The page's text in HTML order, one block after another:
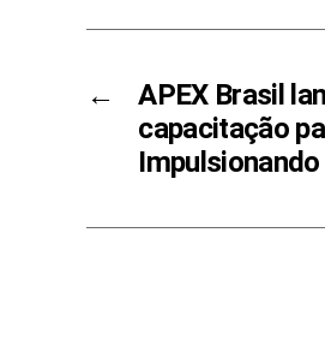
←
APEX Brasil
capacitação